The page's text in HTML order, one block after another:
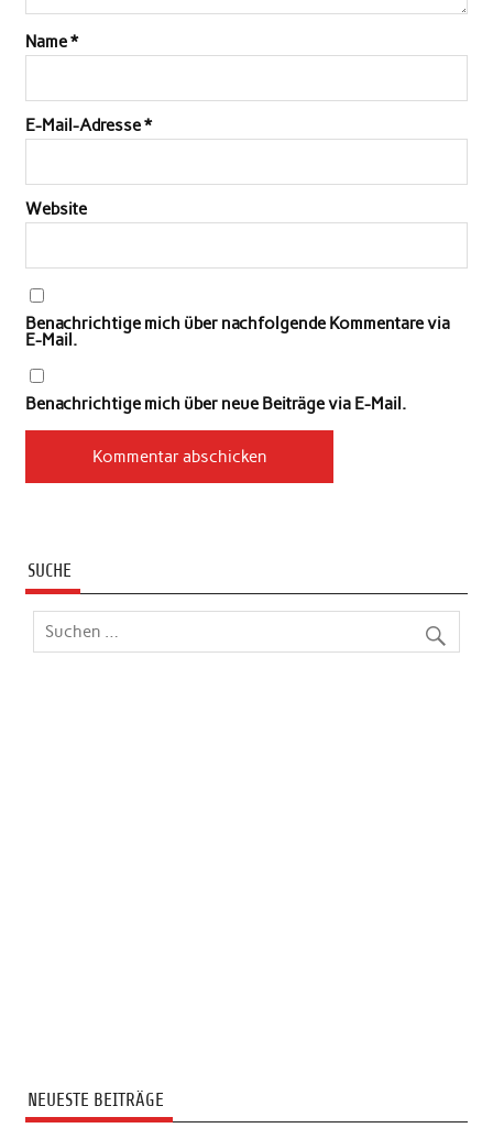
Name*
E-Mail-Adresse*
Website
Benachrichtige mich über nachfolgende Kommentare via
E-Mail.
Benachrichtige mich über neue Beiträge via E-Mail.
SUCHE
NEUESTE BEITRÄGE